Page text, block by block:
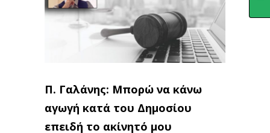
Π. Γαλάνης: Μπορώ να κάνω
αγωγή κατά του Δημοσίου
επειδή το ακίνητό μου